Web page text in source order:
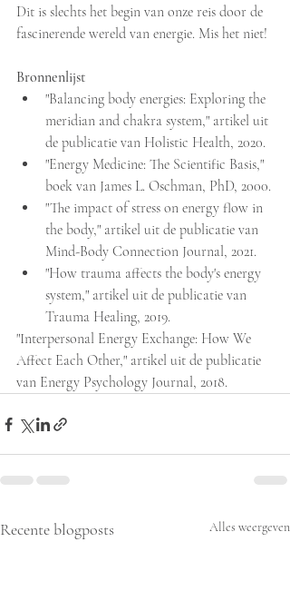
Dit is slechts het begin van onze reis door de
fascinerende wereld van energie. Mis het niet!
Bronnenlijst
"Balancing body energies: Exploring the
meridian and chakra system," artikel uit
de publicatie van Holistic Health, 2020.
"Energy Medicine: The Scientific Basis,"
boek van James L. Oschman, PhD, 2000.
"The impact of stress on energy flow in
the body," artikel uit de publicatie van
Mind-Body Connection Journal, 2021.
"How trauma affects the body's energy
system," artikel uit de publicatie van
Trauma Healing, 2019.
"Interpersonal Energy Exchange: How We
Affect Each Other," artikel uit de publicatie
van Energy Psychology Journal, 2018.
Recente blogposts Alles weergeven